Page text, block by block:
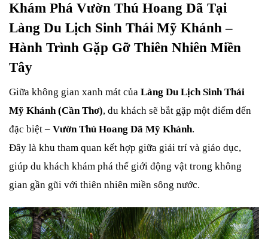
Khám Phá Vườn Thú Hoang Dã Tại
Làng Du Lịch Sinh Thái Mỹ Khánh –
Hành Trình Gặp Gỡ Thiên Nhiên Miền
Tây
Giữa không gian xanh mát của Làng Du Lịch Sinh Thái
Mỹ Khánh (Cần Thơ), du khách sẽ bắt gặp một điểm đến
đặc biệt – Vườn Thú Hoang Dã Mỹ Khánh.
Đây là khu tham quan kết hợp giữa giải trí và giáo dục,
giúp du khách khám phá thế giới động vật trong không
gian gần gũi với thiên nhiên miền sông nước.